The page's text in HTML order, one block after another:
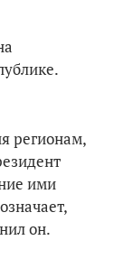
регионам,
ими
он.